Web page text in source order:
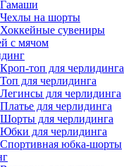
Гамаши
Чехлы на шорты
Хоккейные сувениры
с мячом
Кроп-топ для черлидинга
Топ для черлидинга
Легинсы для черлидинга
Платье для черлидинга
Шорты для черлидинга
Юбки для черлидинга
Спортивная юбка-шорты